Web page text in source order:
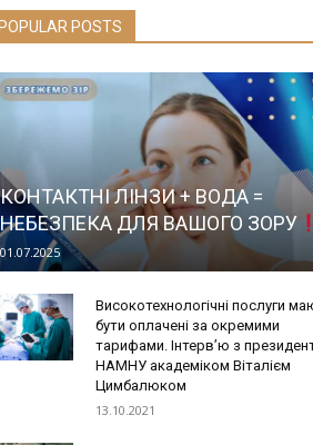
POPULAR POSTS
КОНТАКТНІ ЛІНЗИ + ВОДА =
НЕБЕЗПЕКА ДЛЯ ВАШОГО ЗОРУ
01.07.2025
Високотехнологічні послуги
бути оплачені за окремими
тарифами. Інтерв’ю з
НАМНУ академіком Віталієм
Цимбалюком
13.10.2021